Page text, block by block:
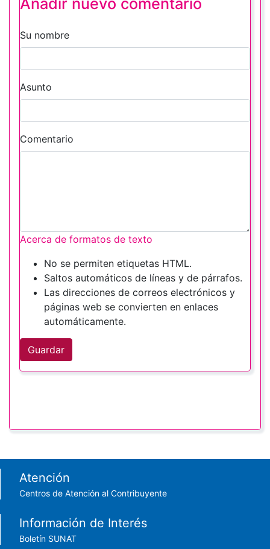
Añadir nuevo comentario
Su nombre
Asunto
Comentario
Acerca de formatos de texto
No se permiten etiquetas HTML.
Saltos automáticos de líneas y de párrafos.
Las direcciones de correos electrónicos y
páginas web se convierten en enlaces
automáticamente.
Guardar
Footer menu
Atención
Centros de Atención al Contribuyente
Información de Interés
Boletín SUNAT